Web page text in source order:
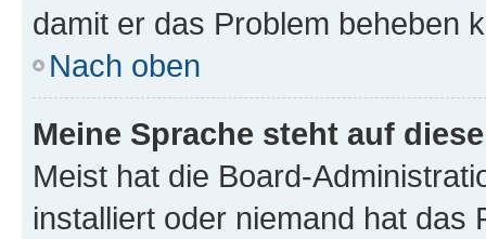
damit er das Problem beheben
Nach oben
Meine Sprache steht auf
Meist hat die Board-
installiert oder niemand hat das